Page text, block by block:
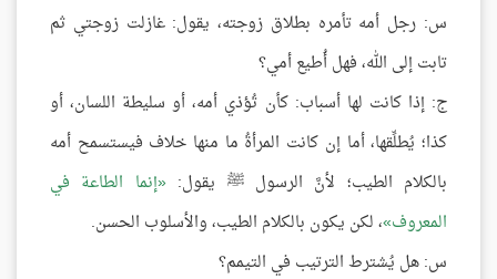
س: رجل أمه تأمره بطلاق زوجته، يقول: غازلت زوجتي ثم
تابت إلى الله، فهل أُطيع أمي؟
ج: إذا كانت لها أسباب: كأن تُؤذي أمه، أو سليطة اللسان، أو
كذا؛ يُطلِّقها، أما إن كانت المرأةُ ما منها خلاف فيستسمح أمه
بالكلام الطيب؛ لأنَّ الرسول ﷺ يقول: إنما الطاعة في
المعروف ، لكن يكون بالكلام الطيب، والأسلوب الحسن.
س: هل يُشترط الترتيب في التيمم؟